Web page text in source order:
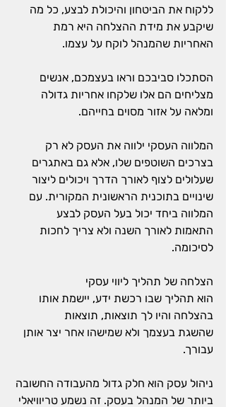
ללקוח את הביטחון והיכולת לבצע, כל מה
שיקבע את מידת ההצלחה היא רמת
האחריות שהמנהל לוקח על עצמו.
הסתכלו סביבכם וראו בעצמכם, אנשים
מצליחים הם אלו שלקחו אחריות גדולה
ומלאה על אזור מסוים בחייהם.
המלווה העסקי ילווה את העסק לא רק
בצרכים השוטפים שלו, אלא גם באתגרים
שעלולים לצוף לאורך הדרך ויכולים ליצור
שינויים בתוכנית הראשונית המקורית. עם
המלווה ביחד יכול בעל העסק לבצע
התאמות לאורך השנה ולא צריך לחכות
לסיכומה.
הצלחה של תהליך ליווי עסקי
הוא תהליך שבו רכשת ידע, יישמת אותו
בהצלחה והיו לך תוצאות, תוצאות
שהשגת בעצמך ולא שמישהו אחר יצר אותן
עבורך.
ניהול עסק הוא חלק גדול מהעבודה החשובה
ביותר של המנהל בעסק. זה נשמע טריוויאלי